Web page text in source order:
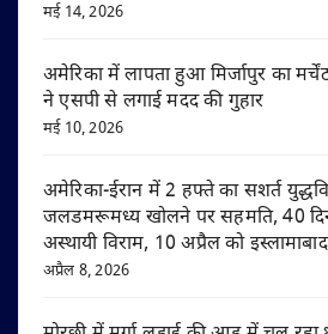
मई 14, 2026
अमेरिका में लापता हुआ मिर्जापुर का
ने एसपी से लगाई मदद की गुहार
मई 10, 2026
अमेरिका-ईरान में 2 हफ्ते का सशर्त
जलडमरूमध्य खोलने पर सहमति, 40
अस्थायी विराम, 10 अप्रैल को
अप्रैल 8, 2026